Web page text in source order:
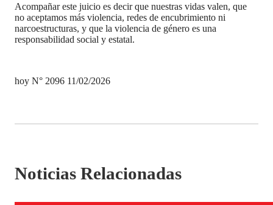
Acompañar este juicio es decir que nuestras vidas valen, que
no aceptamos más violencia, redes de encubrimiento ni
narcoestructuras, y que la violencia de género es una
responsabilidad social y estatal.
hoy N° 2096 11/02/2026
Noticias Relacionadas